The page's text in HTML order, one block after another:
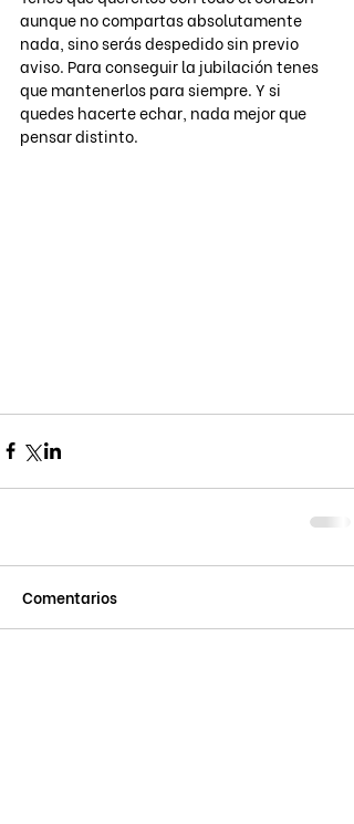
aunque no compartas absolutamente
nada, sino serás despedido sin previo
aviso. Para conseguir la jubilación tenes
que mantenerlos para siempre. Y si
quedes hacerte echar, nada mejor que
pensar distinto.
Comentarios